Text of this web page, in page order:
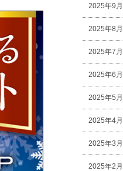
2025年9月
2025年8月
2025年7月
2025年6月
2025年5月
2025年4月
2025年3月
2025年2月